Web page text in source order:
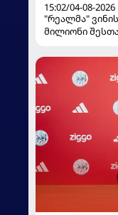
15:02/04-08-2026
"რეალმა"
მილიონი